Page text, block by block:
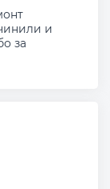
и
за